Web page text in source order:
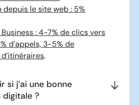
depuis le site web : 5%
: 4-7% de clics vers
d’appels, 3-5% de
.
si j’ai une bonne
?